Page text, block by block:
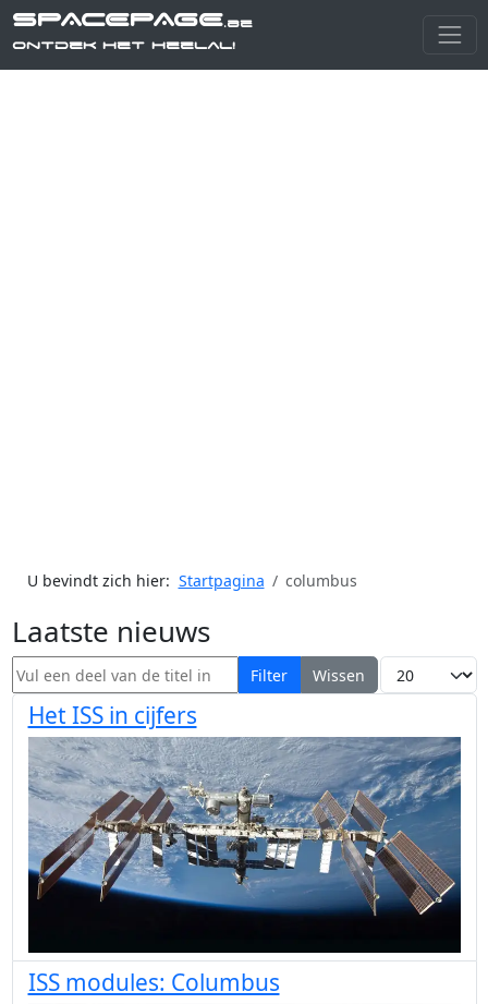
SPACEPAGE.be
Ontdek het heelal!
U bevindt zich hier: Startpagina columbus
Laatste nieuws
Vul een deel van de titel in Filter Wissen Toon #
Het ISS in cijfers
ISS modules: Columbus